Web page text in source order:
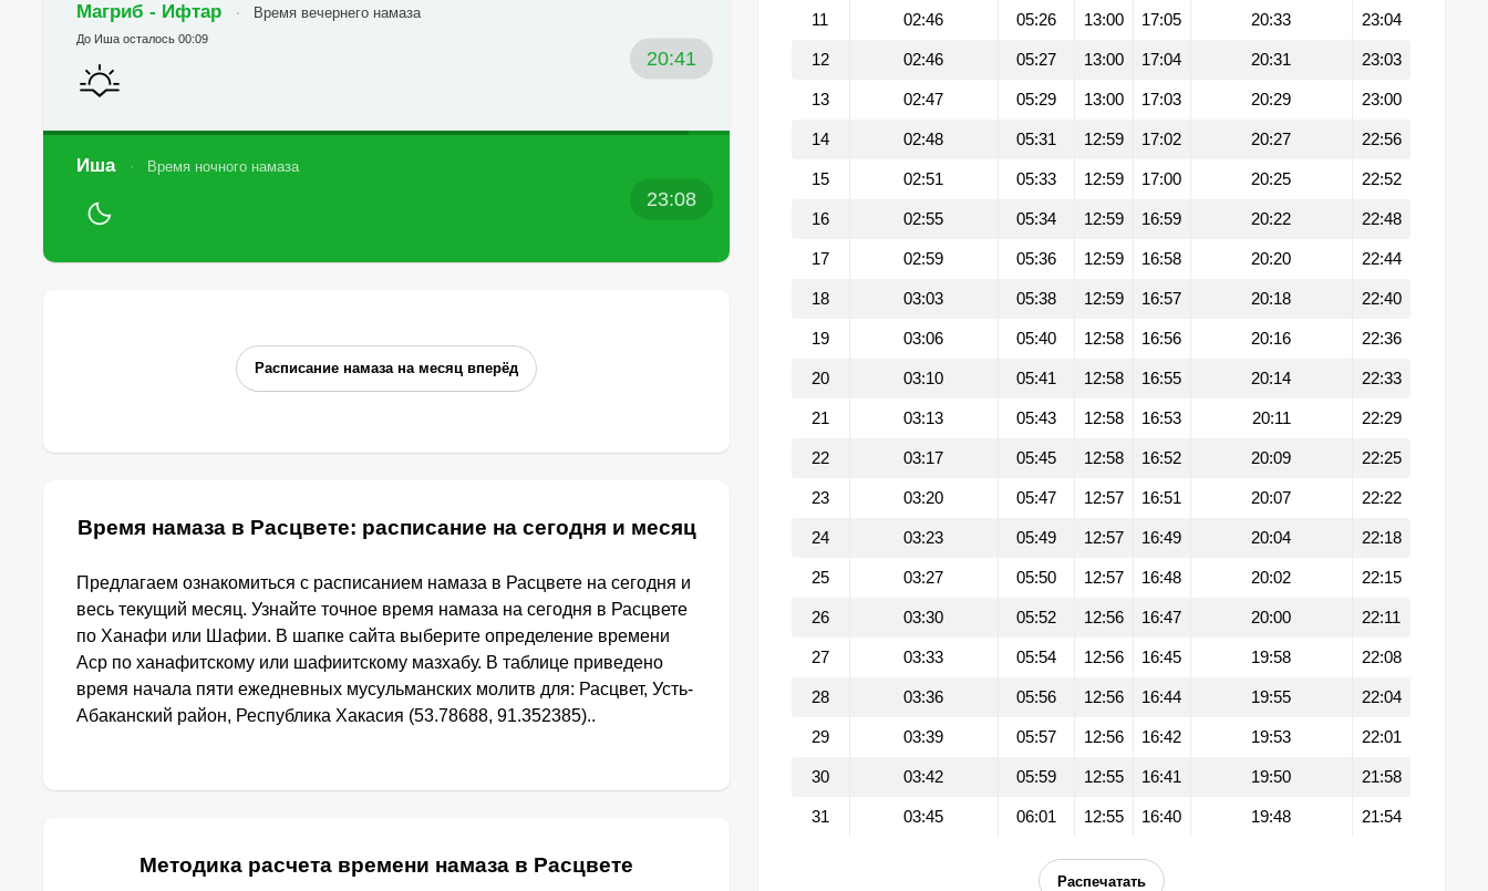
Магриб - Ифтар Время вечернего намаза
20:41
До Иша осталось 00:09
Иша Время ночного намаза
23:08
Расписание намаза на месяц вперёд
Время намаза в Расцвете: расписание на сегодня и месяц
Предлагаем ознакомиться с расписанием намаза в Расцвете на сегодня и
весь текущий месяц. Узнайте точное время намаза на сегодня в Расцвете
по Ханафи или Шафии. В шапке сайта выберите определение времени
Аср по ханафитскому или шафиитскому мазхабу. В таблице приведено
время начала пяти ежедневных мусульманских молитв для: Расцвет, Усть-
Абаканский район, Республика Хакасия (53.78688, 91.352385)..
Методика расчета времени намаза в Расцвете
11 02:46 05:26 13:00 17:05 20:33 23:04
12 02:46 05:27 13:00 17:04 20:31 23:03
13 02:47 05:29 13:00 17:03 20:29 23:00
14 02:48 05:31 12:59 17:02 20:27 22:56
15 02:51 05:33 12:59 17:00 20:25 22:52
16 02:55 05:34 12:59 16:59 20:22 22:48
17 02:59 05:36 12:59 16:58 20:20 22:44
18 03:03 05:38 12:59 16:57 20:18 22:40
19 03:06 05:40 12:58 16:56 20:16 22:36
20 03:10 05:41 12:58 16:55 20:14 22:33
21 03:13 05:43 12:58 16:53 20:11 22:29
22 03:17 05:45 12:58 16:52 20:09 22:25
23 03:20 05:47 12:57 16:51 20:07 22:22
24 03:23 05:49 12:57 16:49 20:04 22:18
25 03:27 05:50 12:57 16:48 20:02 22:15
26 03:30 05:52 12:56 16:47 20:00 22:11
27 03:33 05:54 12:56 16:45 19:58 22:08
28 03:36 05:56 12:56 16:44 19:55 22:04
29 03:39 05:57 12:56 16:42 19:53 22:01
30 03:42 05:59 12:55 16:41 19:50 21:58
31 03:45 06:01 12:55 16:40 19:48 21:54
Распечатать